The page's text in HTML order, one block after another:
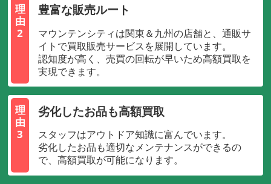
理
由
2
豊富な販売ルート
マウンテンシティは関東＆九州の店舗と、通販サ
イトで買取販売サービスを展開しています。
認知度が高く、売買の回転が早いため高額買取を
実現できます。
理
由
3
劣化したお品も高額買取
スタッフはアウトドア知識に富んでいます。
劣化したお品も適切なメンテナンスができるの
で、高額買取が可能になります。